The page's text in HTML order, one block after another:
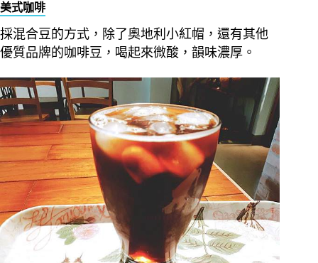
美式咖啡
採混合豆的方式，除了奧地利小紅帽，還有其他
優質品牌的咖啡豆，喝起來微酸，韻味濃厚。